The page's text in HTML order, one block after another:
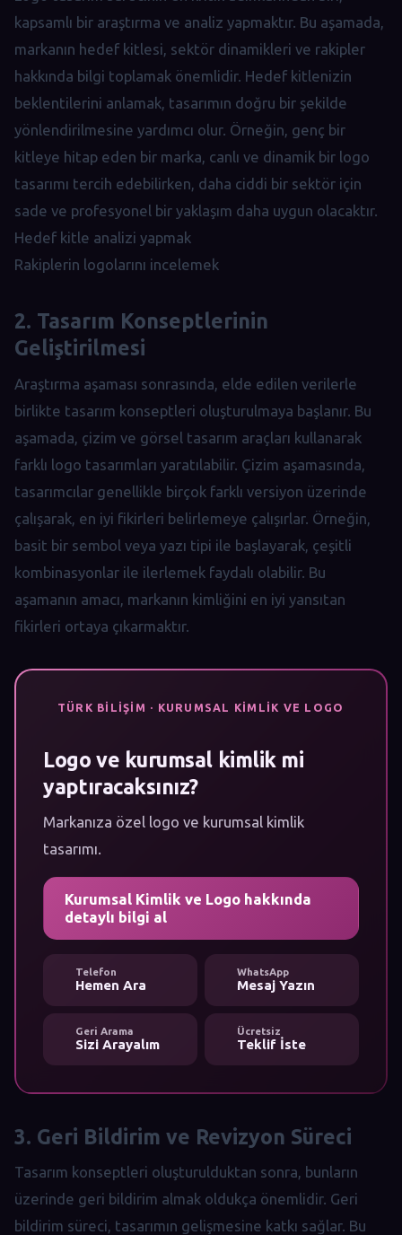
kapsamlı bir araştırma ve analiz yapmaktır. Bu aşamada,
markanın hedef kitlesi, sektör dinamikleri ve rakipler
hakkında bilgi toplamak önemlidir. Hedef kitlenizin
beklentilerini anlamak, tasarımın doğru bir şekilde
yönlendirilmesine yardımcı olur. Örneğin, genç bir
kitleye hitap eden bir marka, canlı ve dinamik bir logo
tasarımı tercih edebilirken, daha ciddi bir sektör için
sade ve profesyonel bir yaklaşım daha uygun olacaktır.
Hedef kitle analizi yapmak
Rakiplerin logolarını incelemek
2. Tasarım Konseptlerinin
Geliştirilmesi
Araştırma aşaması sonrasında, elde edilen verilerle
birlikte tasarım konseptleri oluşturulmaya başlanır. Bu
aşamada, çizim ve görsel tasarım araçları kullanarak
farklı logo tasarımları yaratılabilir. Çizim aşamasında,
tasarımcılar genellikle birçok farklı versiyon üzerinde
çalışarak, en iyi fikirleri belirlemeye çalışırlar. Örneğin,
basit bir sembol veya yazı tipi ile başlayarak, çeşitli
kombinasyonlar ile ilerlemek faydalı olabilir. Bu
aşamanın amacı, markanın kimliğini en iyi yansıtan
fikirleri ortaya çıkarmaktır.
TÜRK BILIŞIM · KURUMSAL KIMLIK VE LOGO
Logo ve kurumsal kimlik mi
yaptıracaksınız?
Markanıza özel logo ve kurumsal kimlik
tasarımı.
Kurumsal Kimlik ve Logo hakkında
detaylı bilgi al
Telefon
Hemen Ara
WhatsApp
Mesaj Yazın
Geri Arama
Sizi Arayalım
Ücretsiz
Teklif İste
3. Geri Bildirim ve Revizyon Süreci
Tasarım konseptleri oluşturulduktan sonra, bunların
üzerinde geri bildirim almak oldukça önemlidir. Geri
bildirim süreci, tasarımın gelişmesine katkı sağlar. Bu